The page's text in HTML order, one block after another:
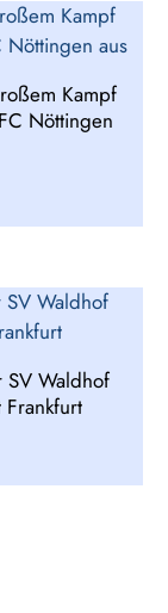
Kampf
Nöttingen
Waldhof